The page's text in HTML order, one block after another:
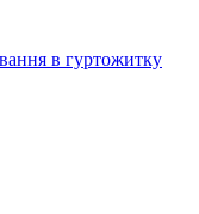
в гуртожитку